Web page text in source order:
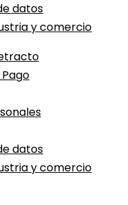
datos
y comercio
datos
y comercio